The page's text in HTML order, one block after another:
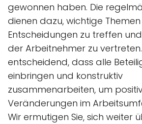
gewonnen haben. Die
dienen dazu, wichtige
Entscheidungen zu treffen
der Arbeitnehmer zu vertreten.
entscheidend, dass alle
einbringen und konstruktiv
zusammenarbeiten, um
Veränderungen im
Wir ermutigen Sie, sich weiter